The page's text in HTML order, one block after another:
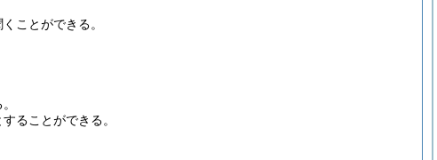
ことができる。
ることができる。